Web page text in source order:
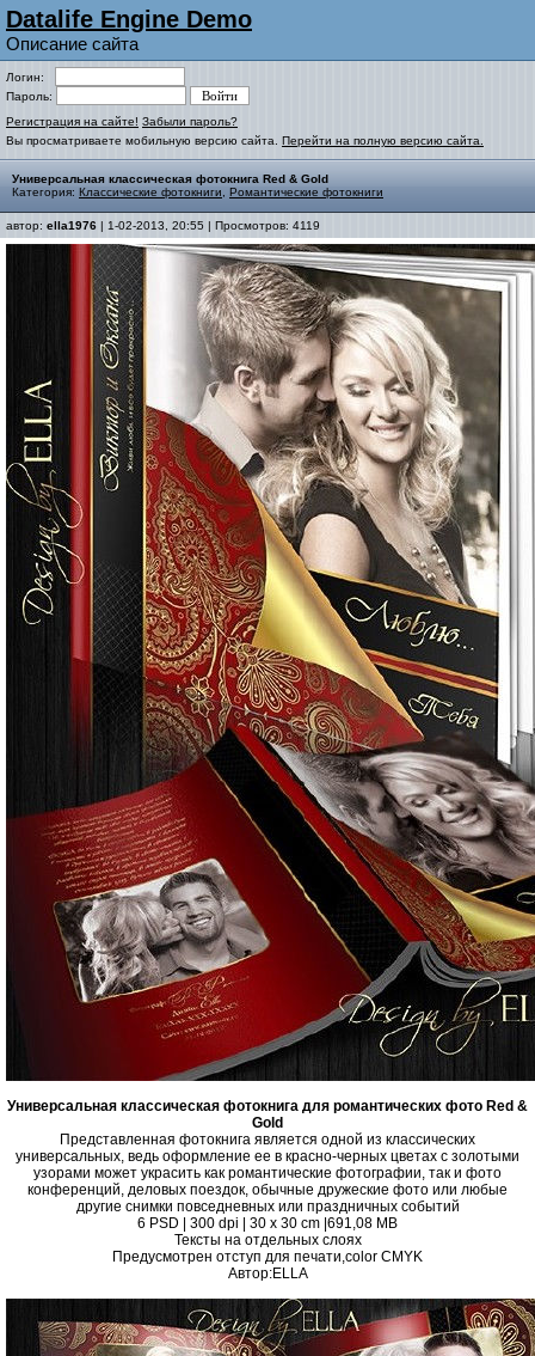
Datalife Engine Demo
Описание сайта
Логин:
Пароль:
Регистрация на сайте! Забыли пароль?
Вы просматриваете мобильную версию сайта. Перейти на полную версию сайта.
Универсальная классическая фотокнига Red & Gold
Категория: Классические фотокниги Романтические фотокниги
автор: ella1976 | 1-02-2013, 20:55 | Просмотров: 4119
Универсальная классическая фотокнига для романтических фото Red &
Gold
Представленная фотокнига является одной из классических
универсальных, ведь оформление ее в красно-черных цветах с золотыми
узорами может украсить как романтические фотографии, так и фото
конференций, деловых поездок, обычные дружеские фото или любые
другие снимки повседневных или праздничных событий
6 PSD | 300 dpi | 30 x 30 cm |691,08 MB
Тексты на отдельных слоях
Предусмотрен отступ для печати,color CMYK
Автор:ELLA